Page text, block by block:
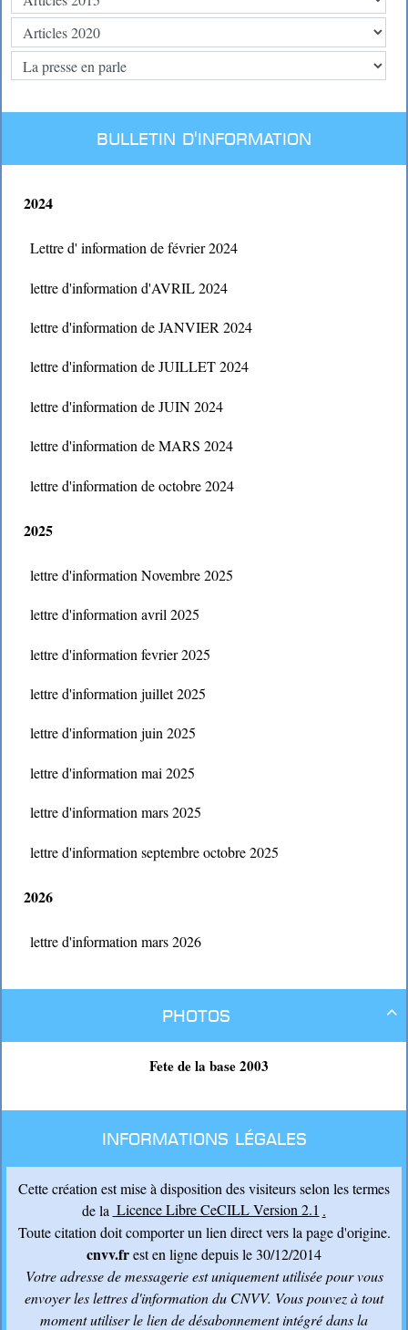
BULLETIN D'INFORMATION
2024
Lettre d' information de février 2024
lettre d'information d'AVRIL 2024
lettre d'information de JANVIER 2024
lettre d'information de JUILLET 2024
lettre d'information de JUIN 2024
lettre d'information de MARS 2024
lettre d'information de octobre 2024
2025
lettre d'information Novembre 2025
lettre d'information avril 2025
lettre d'information fevrier 2025
lettre d'information juillet 2025
lettre d'information juin 2025
lettre d'information mai 2025
lettre d'information mars 2025
lettre d'information septembre octobre 2025
2026
lettre d'information mars 2026

Photos
Fete de la base 2003
Informations légales
Cette création est mise à disposition des visiteurs selon les termes
de la Licence Libre CeCILL Version 2.1 .
Toute citation doit comporter un lien direct vers la page d'origine.
cnvv.frest en ligne depuis le 30/12/2014
Votre adresse de messagerie est uniquement utilisée pour vous
envoyer les lettres d'information du CNVV. Vous pouvez à tout
moment utiliser le lien de désabonnement intégré dans la